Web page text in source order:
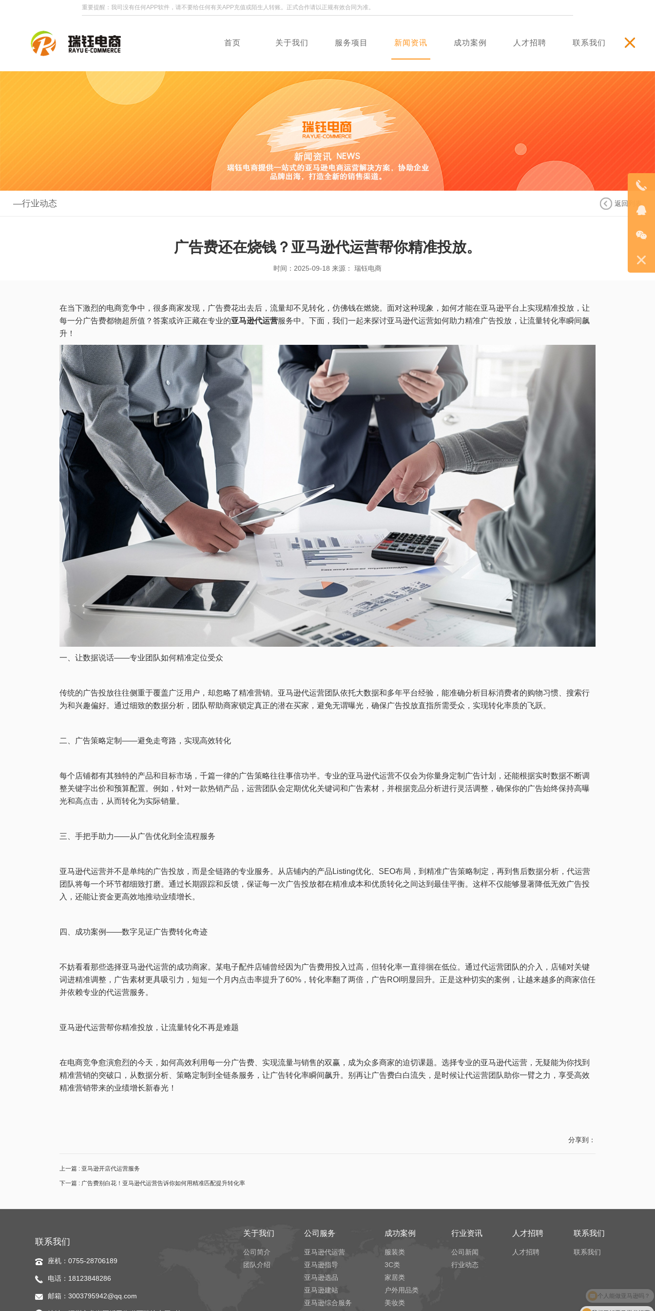
重要提醒：我司没有任何APP软件，请不要给任何有关APP充值或陌生人转账。正式合作请以正规有效合同为准。
首页 关于我们 服务项目 新闻资讯 成功案例 人才招聘 联系我们
—行业动态 返回列表
广告费还在烧钱？亚马逊代运营帮你精准投放。
时间：2025-09-18 来源： 瑞钰电商
在当下激烈的电商竞争中，很多商家发现，广告费花出去后，流量却不见转化，仿佛钱在燃烧。面对这种现象，如何才能在亚马逊平台上实现精准投放，让
每一分广告费都物超所值？答案或许正藏在专业的亚马逊代运营服务中。下面，我们一起来探讨亚马逊代运营如何助力精准广告投放，让流量转化率瞬间飙
升！
一、让数据说话——专业团队如何精准定位受众
传统的广告投放往往侧重于覆盖广泛用户，却忽略了精准营销。亚马逊代运营团队依托大数据和多年平台经验，能准确分析目标消费者的购物习惯、搜索行
为和兴趣偏好。通过细致的数据分析，团队帮助商家锁定真正的潜在买家，避免无谓曝光，确保广告投放直指所需受众，实现转化率质的飞跃。
二、广告策略定制——避免走弯路，实现高效转化
每个店铺都有其独特的产品和目标市场，千篇一律的广告策略往往事倍功半。专业的亚马逊代运营不仅会为你量身定制广告计划，还能根据实时数据不断调
整关键字出价和预算配置。例如，针对一款热销产品，运营团队会定期优化关键词和广告素材，并根据竞品分析进行灵活调整，确保你的广告始终保持高曝
光和高点击，从而转化为实际销量。
三、手把手助力——从广告优化到全流程服务
亚马逊代运营并不是单纯的广告投放，而是全链路的专业服务。从店铺内的产品Listing优化、SEO布局，到精准广告策略制定，再到售后数据分析，代运营
团队将每一个环节都细致打磨。通过长期跟踪和反馈，保证每一次广告投放都在精准成本和优质转化之间达到最佳平衡。这样不仅能够显著降低无效广告投
入，还能让资金更高效地推动业绩增长。
四、成功案例——数字见证广告费转化奇迹
不妨看看那些选择亚马逊代运营的成功商家。某电子配件店铺曾经因为广告费用投入过高，但转化率一直徘徊在低位。通过代运营团队的介入，店铺对关键
词进精准调整，广告素材更具吸引力，短短一个月内点击率提升了60%，转化率翻了两倍，广告ROI明显回升。正是这种切实的案例，让越来越多的商家信任
并依赖专业的代运营服务。
亚马逊代运营帮你精准投放，让流量转化不再是难题
在电商竞争愈演愈烈的今天，如何高效利用每一分广告费、实现流量与销售的双赢，成为众多商家的迫切课题。选择专业的亚马逊代运营，无疑能为你找到
精准营销的突破口，从数据分析、策略定制到全链条服务，让广告转化率瞬间飙升。别再让广告费白白流失，是时候让代运营团队助你一臂之力，享受高效
精准营销带来的业绩增长新春光！
分享到：
上一篇 : 亚马逊开店代运营服务
下一篇 : 广告费别白花！亚马逊代运营告诉你如何用精准匹配提升转化率
联系我们
座机：0755-28706189
电话：18123848286
邮箱：3003795942@qq.com
关于我们
公司简介
团队介绍
公司服务
亚马逊代运营
亚马逊指导
亚马逊选品
亚马逊建站
亚马逊综合服务
成功案例
服装类
3C类
家居类
户外用品类
美妆类
行业资讯
公司新闻
行业动态
人才招聘
人才招聘
联系我们
联系我们
在线客服